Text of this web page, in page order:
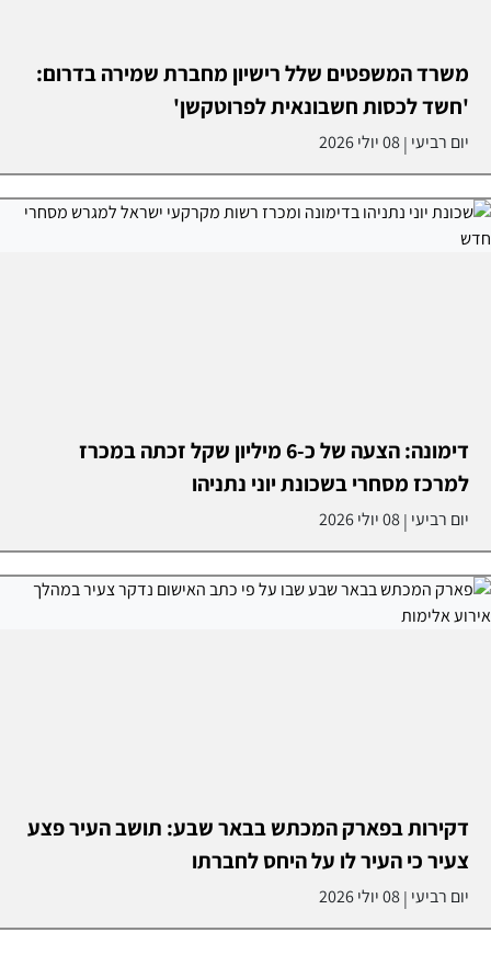
משרד המשפטים שלל רישיון מחברת שמירה בדרום:
'חשד לכסות חשבונאית לפרוטקשן'
יום רביעי |08 יולי 2026
דימונה: הצעה של כ-6 מיליון שקל זכתה במכרז
למרכז מסחרי בשכונת יוני נתניהו
יום רביעי |08 יולי 2026
דקירות בפארק המכתש בבאר שבע: תושב העיר פצע
צעיר כי העיר לו על היחס לחברתו
יום רביעי |08 יולי 2026